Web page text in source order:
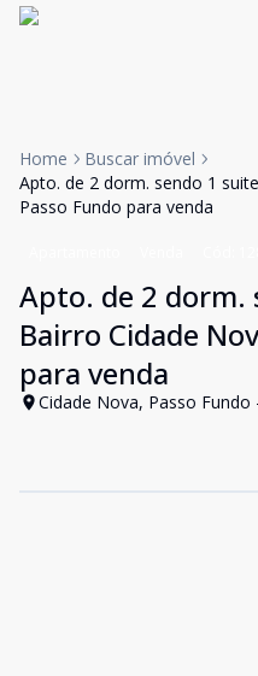
Home
Buscar imóvel
Apto. de 2 dorm. sendo 1
Passo Fundo para venda
Apto. de 2 dorm.
Bairro Cidade
para venda
Cidade Nova, Passo Fundo